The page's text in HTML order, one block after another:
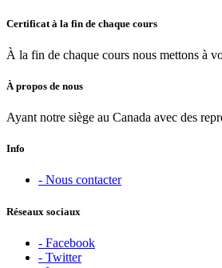
Certificat à la fin de chaque cours
À la fin de chaque cours nous mettons à
À propos de nous
Ayant notre siège au Canada avec des
Info
- Nous contacter
Réseaux sociaux
- Facebook
- Twitter